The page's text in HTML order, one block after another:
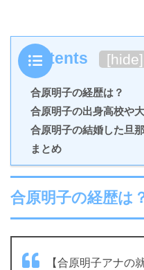
Contents [hide]
合原明子の経歴は？
合原明子の出身高校や
合原明子の結婚した旦
まとめ
合原明子の経歴は
【合原明子アナの